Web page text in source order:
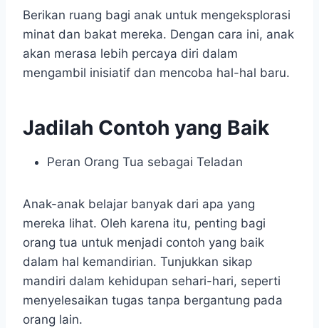
Berikan ruang bagi anak untuk mengeksplorasi
minat dan bakat mereka. Dengan cara ini, anak
akan merasa lebih percaya diri dalam
mengambil inisiatif dan mencoba hal-hal baru.
Jadilah Contoh yang Baik
Peran Orang Tua sebagai Teladan
Anak-anak belajar banyak dari apa yang
mereka lihat. Oleh karena itu, penting bagi
orang tua untuk menjadi contoh yang baik
dalam hal kemandirian. Tunjukkan sikap
mandiri dalam kehidupan sehari-hari, seperti
menyelesaikan tugas tanpa bergantung pada
orang lain.